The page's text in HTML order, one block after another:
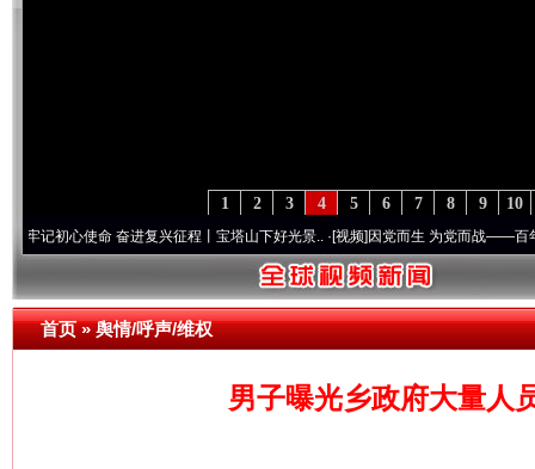
10
9
8
7
6
5
4
3
2
1
使命 奋进复兴征程丨宝塔山下好光景..·[视频]因党而生 为党而战——百年“纪”事⑧加
首页»舆情/呼声/维权
男子曝光乡政府大量人